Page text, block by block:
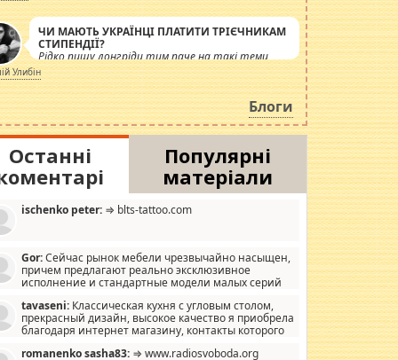
ЧИ МАЮТЬ УКРАЇНЦІ ПЛАТИТИ ТРІЄЧНИКАМ
СТИПЕНДІЇ?
Рідко пишу лонгріди тим паче на такі теми,
але вже просто дістало! Обурюють сьогоднішні
інсенуації навколо стипендіального питання.
Штучно роздувається ще одна соціальна
катастрофа.
Улибін
Блоги
Останні
Популярні
матеріали
ischenko peter: ⇒ blts-tattoo.com
Gor:Сейчас рынок мебели чрезвычайно насыщен,
причем предлагают реально эксклюзивное
исполнение и стандартные модели малых серий
мало походит на стандартные формы, в MebelOk,
и что главное - со вкусом все в порядке,
ненужных наворотов удорожающих мебель, а это не
tavaseni: Классическая кухня с угловым столом,
прекрасный дизайн, высокое качество я приобрела
благодаря интернет магазину, контакты которого
romanenko sasha83: ⇒ www.radiosvoboda.org